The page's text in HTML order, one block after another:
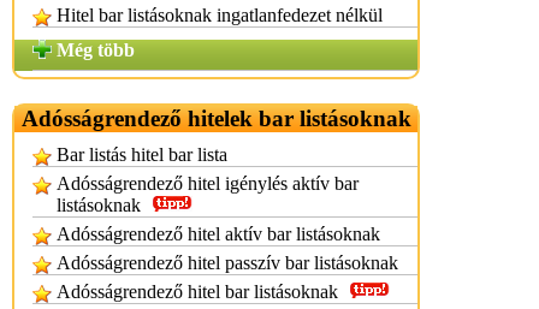
Hitel bar listásoknak ingatlanfedezet nélkül
Még több
Adósságrendező hitelek bar listásoknak
Bar listás hitel bar lista
Adósságrendező hitel igénylés aktív bar
listásoknak
Adósságrendező hitel aktív bar listásoknak
Adósságrendező hitel passzív bar listásoknak
Adósságrendező hitel bar listásoknak